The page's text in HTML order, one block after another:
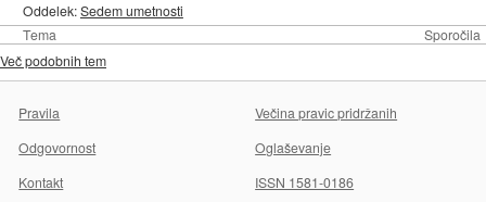
Tema Sporočila
Oddelek:Sedem umetnosti
Več podobnih tem
Pravila
Večina pravic pridržanih
Odgovornost
Oglaševanje
Kontakt
ISSN 1581-0186